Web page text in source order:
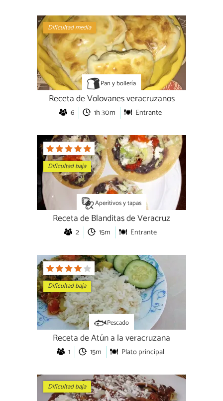
Dificultad media
Pan y bollería
Receta de Volovanes veracruzanos
6 1h 30m Entrante
Dificultad baja
Aperitivos y tapas
Receta de Blanditas de Veracruz
2 15m Entrante
Dificultad baja
Pescado
Receta de Atún a la veracruzana
1 15m Plato principal
Dificultad baja